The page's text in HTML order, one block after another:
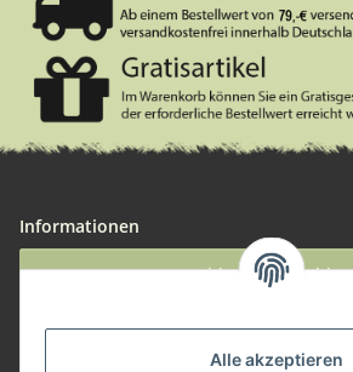
Alle akzeptieren
Informationen
Widerruf anmelden